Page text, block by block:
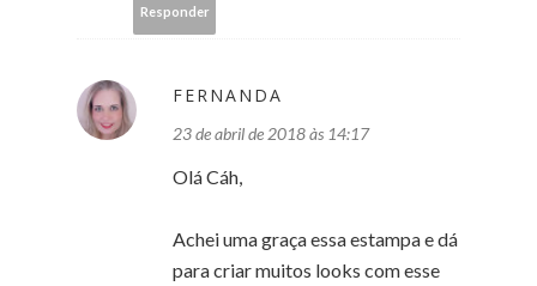
Responder
FERNANDA
23 de abril de 2018 às 14:17
Olá Cáh,
Achei uma graça essa estampa e dá
para criar muitos looks com esse